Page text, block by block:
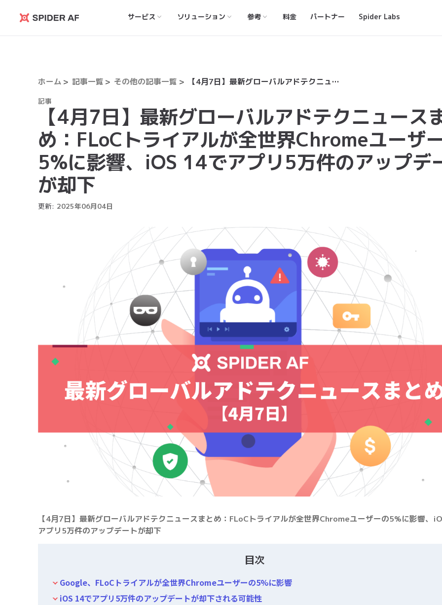
Spider
サービス ソリューション 参考 料金 パートナー Spider Labs
ホーム 記事一覧 その他の記事一覧 【4月7日】最新グローバルアドテクニュースまとめ：FLoCトライアルが全世界Chromeユーザーの5%に影響、iOS 14でアプリ5万件のアップデートが却下
記事
【4月7日】最新グローバルアドテクニュース
め：FLoCトライアルが全世界Chromeユーザ
5%に影響、iOS 14でアプリ5万件のアップデ
が却下
更新: 2025年06月04日
【4月7日】最新グローバルアドテクニュースまとめ：FLoCトライアルが全世界Chromeユーザーの5%に影響、
アプリ5万件のアップデートが却下
目次
Google、FLoCトライアルが全世界Chromeユーザーの5%に影響
iOS 14でアプリ5万件のアップデートが却下される可能性